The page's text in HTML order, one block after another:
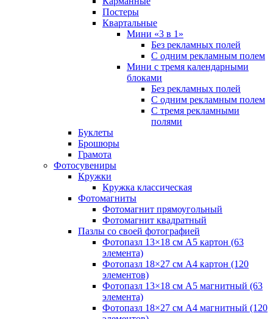
Постеры
Квартальные
Мини «3 в 1»
Без рекламных полей
С одним рекламным полем
Мини с тремя календарными
блоками
Без рекламных полей
С одним рекламным полем
С тремя рекламными
полями
Буклеты
Брошюры
Грамота
Фотосувениры
Кружки
Кружка классическая
Фотомагниты
Фотомагнит прямоугольный
Фотомагнит квадратный
Пазлы со своей фотографией
Фотопазл 13×18 см А5 картон (63
элемента)
Фотопазл 18×27 см А4 картон (120
элементов)
Фотопазл 13×18 см А5 магнитный (63
элемента)
Фотопазл 18×27 см А4 магнитный (120